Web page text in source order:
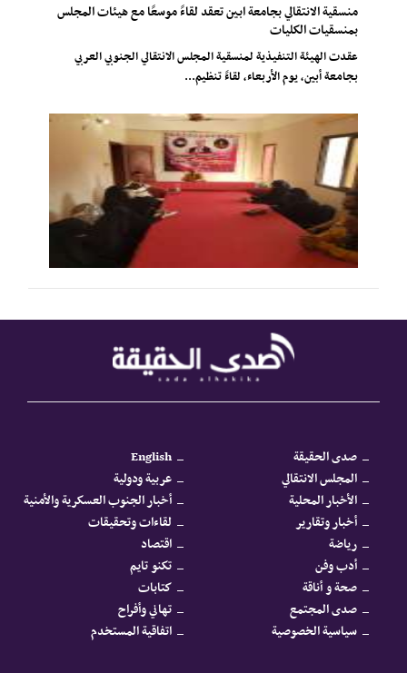
منسقية الانتقالي بجامعة ابين تعقد لقاءً موسعًا مع هيئات المجلس
بمنسقيات الكليات
عقدت الهيئة التنفيذية لمنسقية المجلس الانتقالي الجنوبي العربي
بجامعة أبين، يوم الأربعاء، لقاءً تنظيم...
صدى الحقيقة
English
المجلس الانتقالي
عربية ودولية
الأخبار المحلية
أخبار الجنوب العسكرية والأمنية
أخبار وتقارير
لقاءات وتحقيقات
رياضة
اقتصاد
أدب وفن
تكنو تايم
صحة و أناقة
كتابات
صدى المجتمع
تهاني وأفراح
سياسية الخصوصية
اتفاقية المستخدم